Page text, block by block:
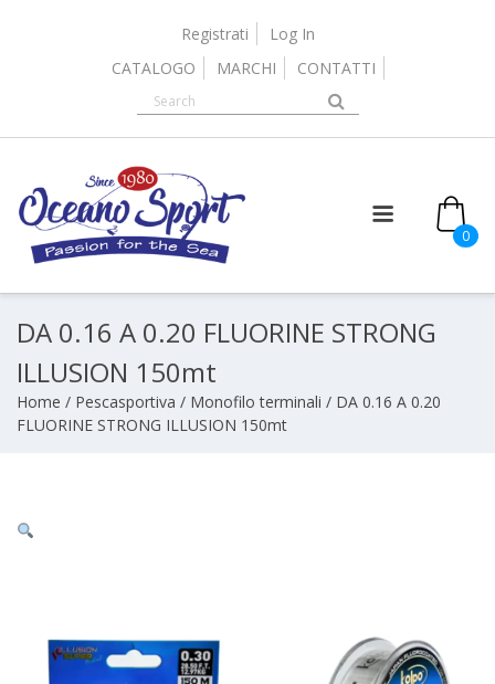
Registrati
Log In
CATALOGO
MARCHI CONTATTI
0
DA 0.16 A 0.20 FLUORINE STRONG
ILLUSION 150mt
Home / Pescasportiva / Monofilo terminali / DA 0.16 A 0.20
FLUORINE STRONG ILLUSION 150mt